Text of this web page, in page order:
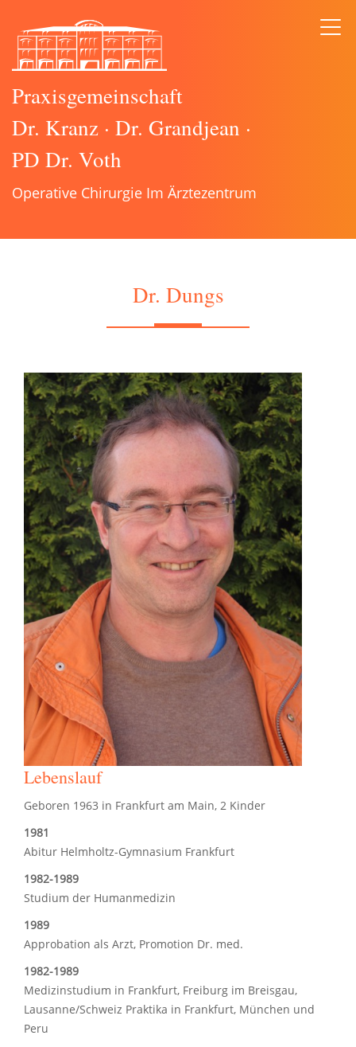
Praxisgemeinschaft
Dr. Kranz · Dr. Grandjean ·
PD Dr. Voth
Operative Chirurgie Im Ärztezentrum
Dr. Dungs
Lebenslauf
Geboren 1963 in Frankfurt am Main, 2 Kinder
1981
Abitur Helmholtz-Gymnasium Frankfurt
1982-1989
Studium der Humanmedizin
1989
Approbation als Arzt, Promotion Dr. med.
1982-1989
Medizinstudium in Frankfurt, Freiburg im Breisgau,
Lausanne/Schweiz Praktika in Frankfurt, München und
Peru